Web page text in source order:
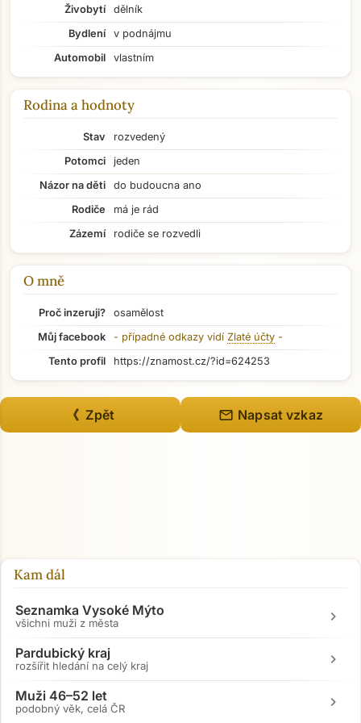
Přejít na hlavní obsah
Živobytí
dělník
Bydlení
v podnájmu
Automobil
vlastním
Rodina a hodnoty
Stav
rozvedený
Potomci
jeden
Názor na děti
do budoucna ano
Rodiče
má je rád
Zázemí
rodiče se rozvedli
O mně
Proč inzeruji?
osamělost
Můj facebook
- případné odkazy vidí Zlaté účty -
Tento profil
https://znamost.cz/?id=624253
《 Zpět mail Napsat vzkaz
Kam dál
Seznamka Vysoké Mýto
všichni muži z města chevron_right
Pardubický kraj
rozšířit hledání na celý kraj chevron_right
Muži 46–52 let
podobný věk, celá ČR chevron_right